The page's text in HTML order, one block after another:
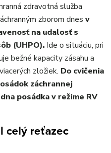
zdravotná služba
zborom dnes v
na udalosť s
(UHPO). Ide o situáciu, pri
bežné kapacity zásahu a
zložiek. Do cvičenia
záchrannej
posádka v režime RV
celý reťazec